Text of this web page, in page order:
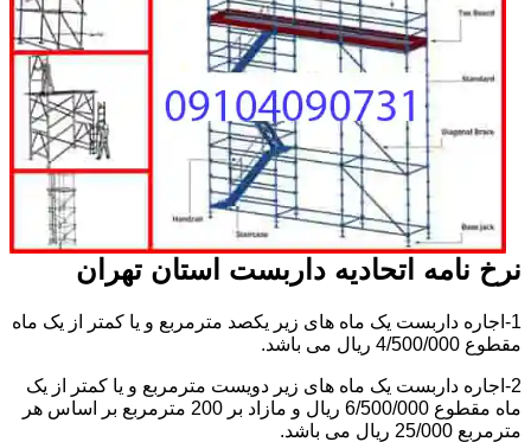
نرخ نامه اتحادیه داربست استان تهران
1-اجاره داربست یک ماه های زیر یکصد مترمربع و یا کمتر از یک ماه
مقطوع 4/500/000 ریال می باشد.
2-اجاره داربست یک ماه های زیر دویست مترمربع و یا کمتر از یک
ماه مقطوع 6/500/000 ریال و مازاد بر 200 مترمربع بر اساس هر
مترمربع 25/000 ریال می باشد.